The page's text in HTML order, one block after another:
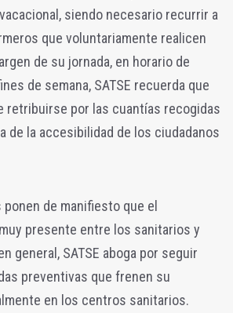
siendo necesario recurrir a
que voluntariamente realicen
de su jornada, en horario de
de semana, SATSE recuerda que
retribuirse por las cuantías recogidas
de la accesibilidad de los ciudadanos
ponen de manifiesto que el
presente entre los sanitarios y
general, SATSE aboga por seguir
preventivas que frenen su
en los centros sanitarios.